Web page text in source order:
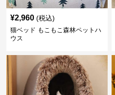
¥2,960 (税込)
猫ベッド もこもこ森林ペットハ
ウス